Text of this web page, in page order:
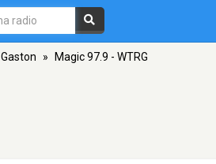
Gaston » Magic 97.9 - WTRG